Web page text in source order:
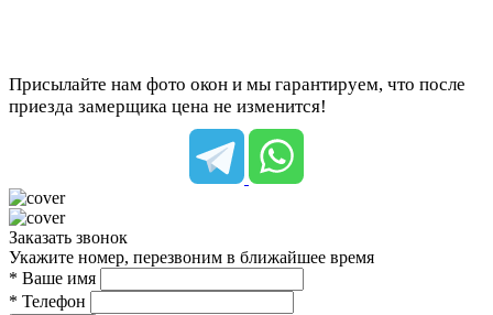
Присылайте нам фото окон и мы гарантируем, что после
приезда замерщика цена не изменится!
Заказать звонок
Укажите номер, перезвоним в ближайшее время
* Ваше имя
* Телефон